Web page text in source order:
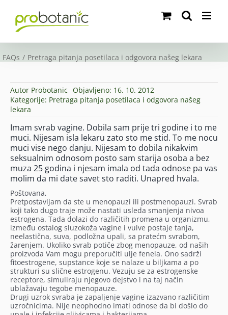
content
FAQs Pretraga pitanja posetilaca i odgovora našeg lekara
Autor Probotanic Objavljeno: 16. 10. 2012
Kategorije: Pretraga pitanja posetilaca i odgovora našeg
lekara
Imam svrab vagine. Dobila sam prije tri godine i to me
muci. Nijesam isla lekaru zato sto me stid. To me nocu
muci vise nego danju. Nijesam to dobila nikakvim
seksualnim odnosom posto sam starija osoba a bez
muza 25 godina i njesam imala od tada odnose pa vas
molim da mi date savet sto raditi. Unapred hvala.
Poštovana,
Pretpostavljam da ste u menopauzi ili postmenopauzi. Svrab
koji tako dugo traje može nastati usleda smanjenja nivoa
estrogena. Tada dolazi do različitih promena u organizmu,
između ostalog sluzokoža vagine i vulve postaje tanja,
neelastična, suva, podložna upali, sa pratećm svrabom,
žarenjem. Ukoliko svrab potiče zbog menopauze, od naših
proizvoda Vam mogu preporučiti ulje fenela. Ono sadrži
fitoestrogene, supstance koje se nalaze u biljkama a po
strukturi su slične estrogenu. Vezuju se za estrogenske
receptore, simuliraju njegovo dejstvo i na taj način
ublažavaju tegobe menopauze.
Drugi uzrok svraba je zapaljenje vagine izazvano različitim
uzročnicima. Nije neophodno imati odnose da bi došlo do